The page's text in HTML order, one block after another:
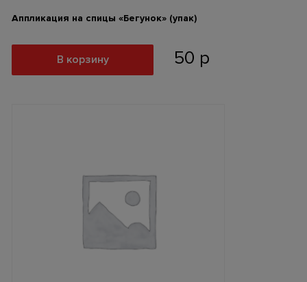
Аппликация на спицы «Бегунок» (упак)
50 р
В корзину